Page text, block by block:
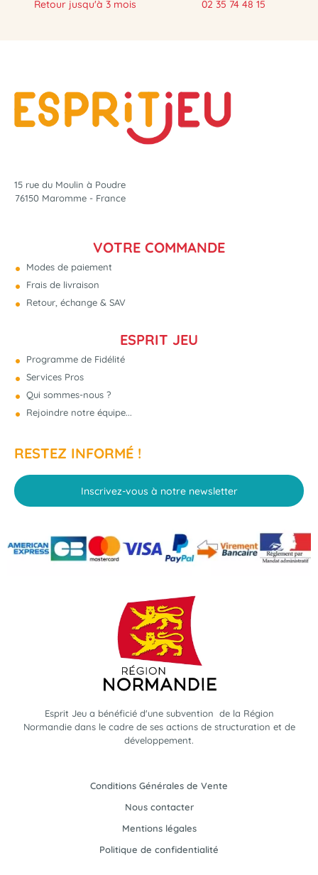
Retour jusqu'à 3 mois
02 35 74 48 15
15 rue du Moulin à Poudre
76150 Maromme - France
VOTRE COMMANDE
Modes de paiement
Frais de livraison
Retour, échange & SAV
ESPRIT JEU
Programme de Fidélité
Services Pros
Qui sommes-nous ?
Rejoindre notre équipe...
RESTEZ INFORMÉ !
Inscrivez-vous à notre newsletter
Esprit Jeu a bénéficié d'une subvention de la Région
Normandie dans le cadre de ses actions de structuration et de
développement.
Conditions Générales de Vente
Nous contacter
Mentions légales
Politique de confidentialité